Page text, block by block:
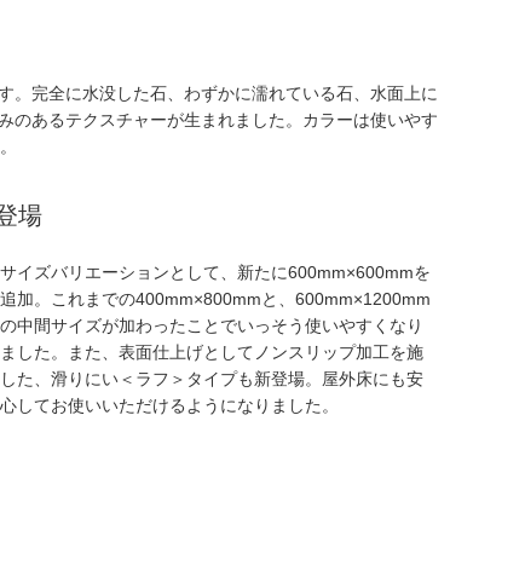
。完全に水没した石、わずかに濡れている石、水面上に
のあるテクスチャーが生まれました。カラーは使いやす
場
サイズバリエーションとして、新たに600mm×600mmを
追加。これまでの400mm×800mmと、600mm×1200mm
の中間サイズが加わったことでいっそう使いやすくなり
ました。また、表面仕上げとしてノンスリップ加工を施
した、滑りにい＜ラフ＞タイプも新登場。屋外床にも安
心してお使いいただけるようになりました。